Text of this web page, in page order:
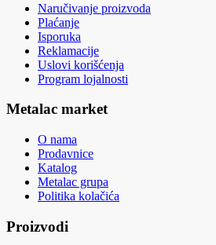
Naručivanje proizvoda
Plaćanje
Isporuka
Reklamacije
Uslovi korišćenja
Program lojalnosti
Metalac market
O nama
Prodavnice
Katalog
Metalac grupa
Politika kolačića
Proizvodi